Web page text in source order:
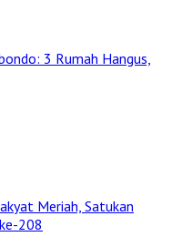
3 Rumah Hangus,
Meriah, Satukan
208